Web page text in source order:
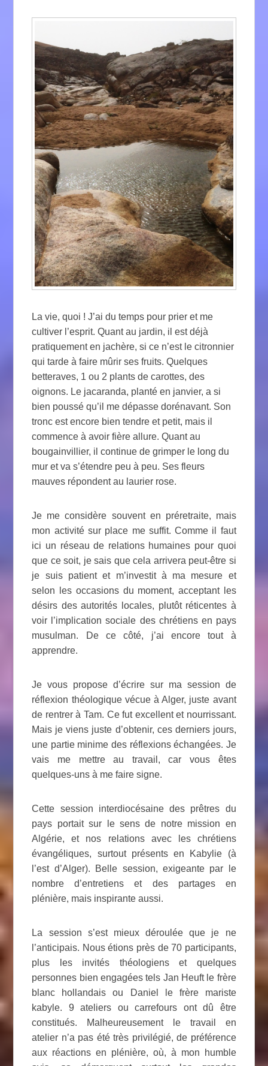
La vie, quoi ! J’ai du temps pour prier et me
cultiver l’esprit. Quant au jardin, il est déjà
pratiquement en jachère, si ce n’est le citronnier
qui tarde à faire mûrir ses fruits. Quelques
betteraves, 1 ou 2 plants de carottes, des
oignons. Le jacaranda, planté en janvier, a si
bien poussé qu’il me dépasse dorénavant. Son
tronc est encore bien tendre et petit, mais il
commence à avoir fière allure. Quant au
bougainvillier, il continue de grimper le long du
mur et va s’étendre peu à peu. Ses fleurs
mauves répondent au laurier rose.
Je me considère souvent en préretraite, mais
mon activité sur place me suffit. Comme il faut
ici un réseau de relations humaines pour quoi
que ce soit, je sais que cela arrivera peut-être si
je suis patient et m’investit à ma mesure et
selon les occasions du moment, acceptant les
désirs des autorités locales, plutôt réticentes à
voir l’implication sociale des chrétiens en pays
musulman. De ce côté, j’ai encore tout à
apprendre.
Je vous propose d’écrire sur ma session de
réflexion théologique vécue à Alger, juste avant
de rentrer à Tam. Ce fut excellent et nourrissant.
Mais je viens juste d’obtenir, ces derniers jours,
une partie minime des réflexions échangées. Je
vais me mettre au travail, car vous êtes
quelques-uns à me faire signe.
Cette session interdiocésaine des prêtres du
pays portait sur le sens de notre mission en
Algérie, et nos relations avec les chrétiens
évangéliques, surtout présents en Kabylie (à
l’est d’Alger). Belle session, exigeante par le
nombre d’entretiens et des partages en
plénière, mais inspirante aussi.
La session s’est mieux déroulée que je ne
l’anticipais. Nous étions près de 70 participants,
plus les invités théologiens et quelques
personnes bien engagées tels Jan Heuft le frère
blanc hollandais ou Daniel le frère mariste
kabyle. 9 ateliers ou carrefours ont dû être
constitués. Malheureusement le travail en
atelier n’a pas été très privilégié, de préférence
aux réactions en plénière, où, à mon humble